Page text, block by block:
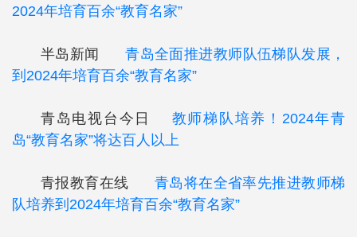
2024年培育百余“教育名家”
半岛新闻青岛全面推进教师队伍梯队发展，
到2024年培育百余“教育名家”
青岛电视台今日
教师梯队培养！2024年青
岛“教育名家”将达百人以上
青报教育在线 青岛将在全省率先推进教师梯
队培养到2024年培育百余“教育名家”